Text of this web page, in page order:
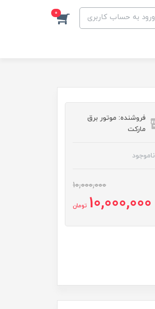
ورود به حساب کاربری 0
فروشنده: موتور برق
مارکت
ناموجود
10,000,000
10,000,000 تومان